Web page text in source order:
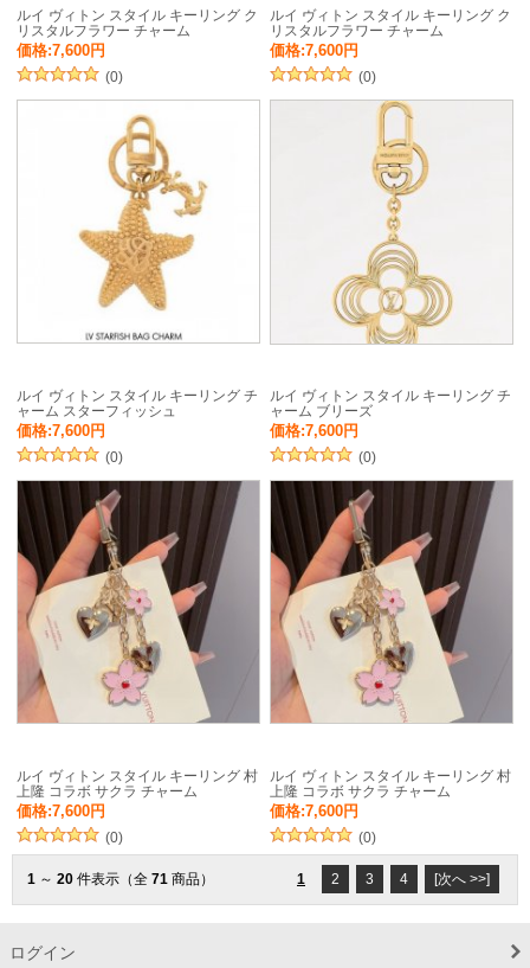
ルイ ヴィトン スタイル キーリング ク
リスタルフラワー チャーム
価格:7,600円
(0)
ルイ ヴィトン スタイル キーリング ク
リスタルフラワー チャーム
価格:7,600円
(0)
ルイ ヴィトン スタイル キーリング チ
ャーム スターフィッシュ
価格:7,600円
(0)
ルイ ヴィトン スタイル キーリング チ
ャーム ブリーズ
価格:7,600円
(0)
ルイ ヴィトン スタイル キーリング 村
上隆 コラボ サクラ チャーム
価格:7,600円
(0)
ルイ ヴィトン スタイル キーリング 村
上隆 コラボ サクラ チャーム
価格:7,600円
(0)
1 ～ 20 件表示（全 71 商品） 1 2 3 4 [次へ >>]
ログイン